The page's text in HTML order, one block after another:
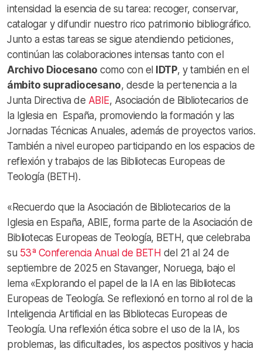
intensidad la esencia de su tarea: recoger, conservar,
catalogar y difundir nuestro rico patrimonio bibliográfico.
Junto a estas tareas se sigue atendiendo peticiones,
continúan las colaboraciones intensas tanto con el
Archivo Diocesano como con el IDTP, y también en el
ámbito supradiocesano, desde la pertenencia a la
Junta Directiva de ABIE, Asociación de Bibliotecarios de
la Iglesia en España, promoviendo la formación y las
Jornadas Técnicas Anuales, además de proyectos varios.
También a nivel europeo participando en los espacios de
reflexión y trabajos de las Bibliotecas Europeas de
Teología (BETH).
«Recuerdo que la Asociación de Bibliotecarios de la
Iglesia en España, ABIE, forma parte de la Asociación de
Bibliotecas Europeas de Teología, BETH, que celebraba
su 53ª Conferencia Anual de BETH del 21 al 24 de
septiembre de 2025 en Stavanger, Noruega, bajo el
lema «Explorando el papel de la IA en las Bibliotecas
Europeas de Teología. Se reflexionó en torno al rol de la
Inteligencia Artificial en las Bibliotecas Europeas de
Teología. Una reflexión ética sobre el uso de la IA, los
problemas, las dificultades, los aspectos positivos y hacia